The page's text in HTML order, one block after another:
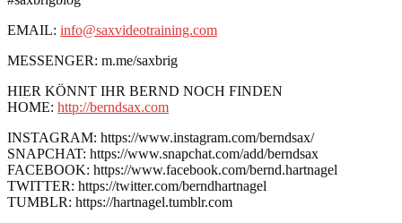
EMAIL: info@saxvideotraining.com
MESSENGER: m.me/saxbrig
HIER KÖNNT IHR BERND NOCH FINDEN
HOME: http://berndsax.com
INSTAGRAM: https://www.instagram.com/berndsax/
SNAPCHAT: https://www.snapchat.com/add/berndsax
FACEBOOK: https://www.facebook.com/bernd.hartnagel
TWITTER: https://twitter.com/berndhartnagel
TUMBLR: https://hartnagel.tumblr.com